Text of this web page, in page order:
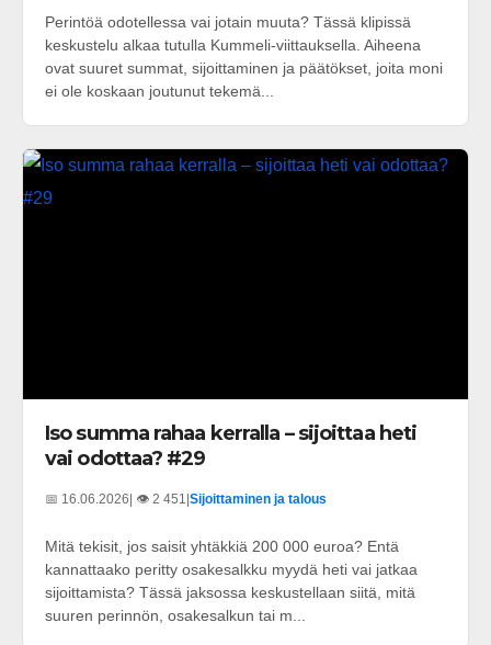
Perintöä odotellessa vai jotain muuta? Tässä klipissä
keskustelu alkaa tutulla Kummeli-viittauksella. Aiheena
ovat suuret summat, sijoittaminen ja päätökset, joita moni
ei ole koskaan joutunut tekemä...
Iso summa rahaa kerralla – sijoittaa heti
vai odottaa? #29
📅 16.06.2026 | 👁️ 2 451 Sijoittaminen ja talous
Mitä tekisit, jos saisit yhtäkkiä 200 000 euroa? Entä
kannattaako peritty osakesalkku myydä heti vai jatkaa
sijoittamista? Tässä jaksossa keskustellaan siitä, mitä
suuren perinnön, osakesalkun tai m...